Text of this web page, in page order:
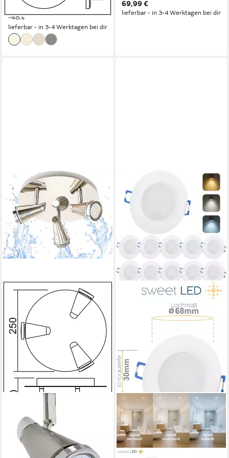
Modul für Bad, Dusche,
Einbauspots, Deckenstrahler,
Deckenlampe, Badleuchte
46,99 € 89,99 €
-48%
lieferbar - in 3-4 Werktagen bei dir
3000K, warmweiß,
69,99 €
lieferbar - in 3-4 Werktagen bei dir
LED Deckenstrahler, 3-
flammig 1009-32R LED
Badleuchte IP44 WET in
Rondell, Bad Deckenleuchte in
SWEET LED
LED Einbaustrahler 10er SET
IP44 CCT 230V LED
Einbauspot flach 3000K
4000K 6500K Weiß, 3000K -